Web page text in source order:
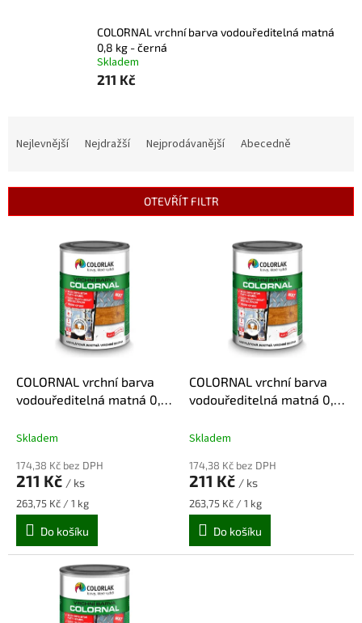
COLORNAL vrchní barva vodouředitelná matná
0,8 kg - černá
Skladem
211 Kč
í
Nejlevnější Nejdražší Nejprodávanější Abecedně
OTEVŘÍT FILTR
COLORNAL vrchní barva
vodouředitelná matná 0,8
Skladem
174,38 Kč bez DPH
211 Kč / ks
Měrná
cena:
263,75 Kč / 1 kg
Do košíku
COLORNAL vrchní barva
vodouředitelná matná 0,8
Skladem
174,38 Kč bez DPH
211 Kč / ks
Měrná
cena:
263,75 Kč / 1 kg
Do košíku